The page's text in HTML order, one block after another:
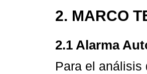
2. MARCO
2.1 Alarma
Para el análisis